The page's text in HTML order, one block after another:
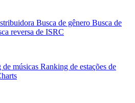
Busca de gênero Busca de
reversa de ISRC
músicas Ranking de estações de